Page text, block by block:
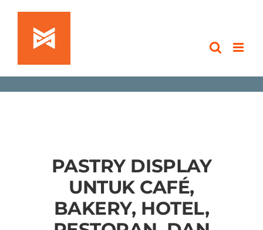
Skip
content
PASTRY DISPLAY
UNTUK CAFÉ,
BAKERY, HOTEL,